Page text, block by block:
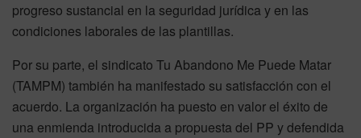
progreso sustancial en la seguridad jurídica y en las
condiciones laborales de las plantillas.
Por su parte, el sindicato Tu Abandono Me Puede Matar
(TAMPM) también ha manifestado su satisfacción con el
acuerdo. La organización ha puesto en valor el éxito de
una enmienda introducida a propuesta del PP y defendida